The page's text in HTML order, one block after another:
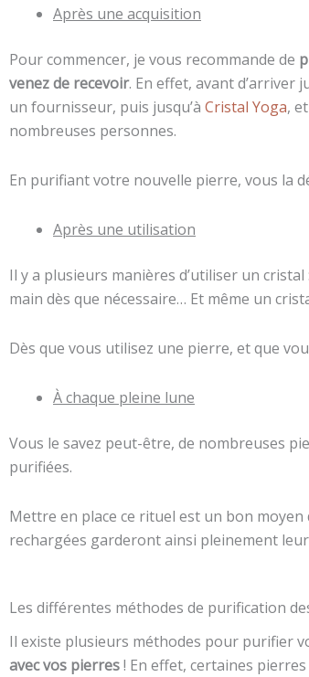
Après une acquisition
Pour commencer, je vous recommande de
venez de recevoir. En effet, avant d’arriver
un fournisseur, puis jusqu’à Cristal Yoga,
nombreuses personnes.
En purifiant votre nouvelle pierre, vous la
Après une utilisation
Il y a plusieurs manières d’utiliser un
main dès que nécessaire… Et même un
Dès que vous utilisez une pierre, et que
À chaque pleine lune
Vous le savez peut-être, de nombreuses
purifiées.
Mettre en place ce rituel est un bon
rechargées garderont ainsi pleinement
Les différentes méthodes de purification
Il existe plusieurs méthodes pour purifier
avec vos pierres! En effet, certaines